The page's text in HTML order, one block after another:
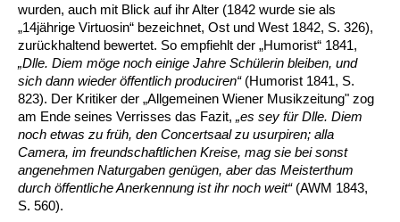
wurden, auch mit Blick auf ihr Alter (1842 wurde sie als
„14jährige Virtuosin“ bezeichnet, Ost und West 1842, S. 326),
zurückhaltend bewertet. So empfiehlt der „Humorist“ 1841,
„Dlle. Diem möge noch einige Jahre Schülerin bleiben, und
sich dann wieder öffentlich produciren“(Humorist 1841, S.
823). Der Kritiker der „Allgemeinen Wiener Musikzeitung" zog
am Ende seines Verrisses das Fazit, „es sey für Dlle. Diem
noch etwas zu früh, den Concertsaal zu usurpiren; alla
Camera, im freundschaftlichen Kreise, mag sie bei sonst
angenehmen Naturgaben genügen, aber das Meisterthum
durch öffentliche Anerkennung ist ihr noch weit“(AWM 1843,
S. 560).